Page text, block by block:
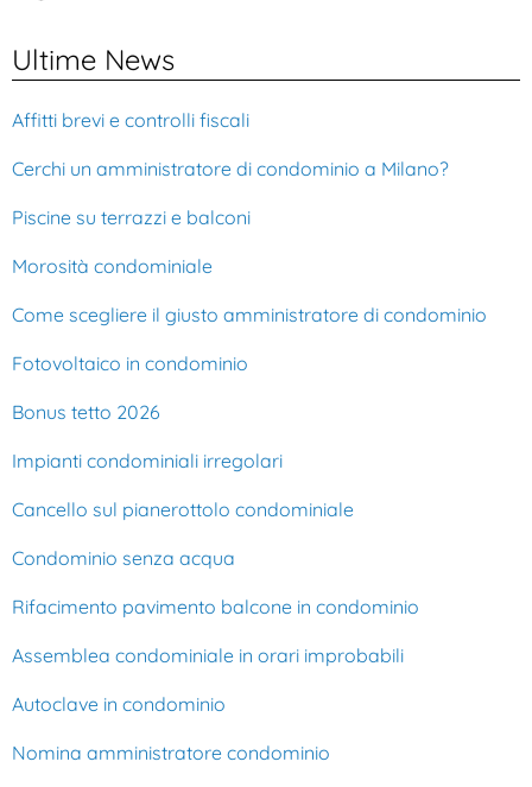
Ultime News
Affitti brevi e controlli fiscali
Cerchi un amministratore di condominio a Milano?
Piscine su terrazzi e balconi
Morosità condominiale
Come scegliere il giusto amministratore di condominio
Fotovoltaico in condominio
Bonus tetto 2026
Impianti condominiali irregolari
Cancello sul pianerottolo condominiale
Condominio senza acqua
Rifacimento pavimento balcone in condominio
Assemblea condominiale in orari improbabili
Autoclave in condominio
Nomina amministratore condominio